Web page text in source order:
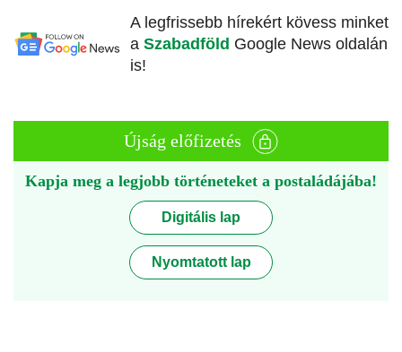
A legfrissebb hírekért kövess minket
a Szabadföld Google News oldalán
is!
Újság előfizetés
Kapja meg a legjobb történeteket a postaládájába!
Digitális lap
Nyomtatott lap